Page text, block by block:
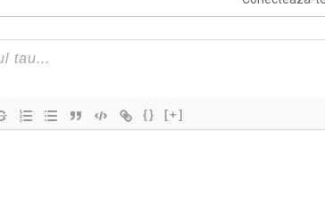
{} [+]